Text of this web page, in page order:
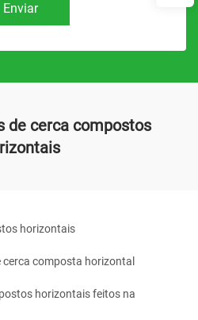
Enviar
de cerca compostos
horizontais
composta horizontal
horizontais feitos na